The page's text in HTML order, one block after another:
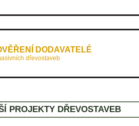
DODAVATELÉ
dřevostaveb
PROJEKTY DŘEVOSTAVEB